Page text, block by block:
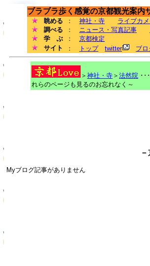
ブラブラ歩く感覚の京都観光案内
眺める ： 神社・寺 ライブカメ
調べる
： ニュース・写真記事
学 ぶ
： 京都検定
サイト
： トップ twitter ブロ
＞ 神社・寺 ＞ 法然院 ･･･
れらのページも見るのお忘れなく～
Myブログ記事がありません